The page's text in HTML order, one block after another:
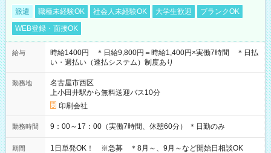
派遣 職種未経験OK 社会人未経験OK 大学生歓迎
ブランクOK
WEB登録・面接OK
給与
時給1400円 ＊日給9,800円＝時給1,400円×実働7時間 ＊日払
い・週払い（速払システム）制度あり
勤務地
名古屋市西区
上小田井駅から無料送迎バス10分
印刷会社
勤務時間 9：00～17：00（実働7時間、休憩60分） ＊日勤のみ
期間 1日単発OK！ ※急募 ＊8月～、9月～など開始日相談OK